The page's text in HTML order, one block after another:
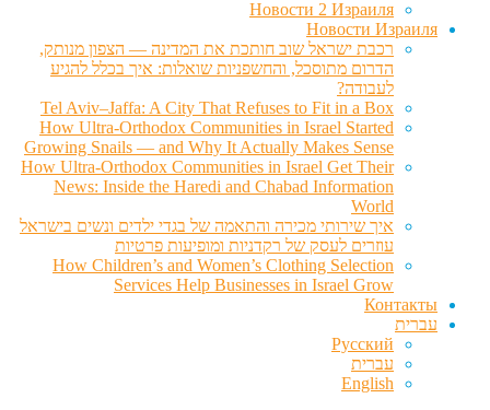
Новости 2 Израиля
Новости Израиля
רכבת ישראל שוב חותכת את המדינה — הצפון מנותק,
הדרום מתוסכל, והחשפניות שואלות: איך בכלל להגיע
לעבודה?
Tel Aviv–Jaffa: A City That Refuses to Fit in a Box
How Ultra-Orthodox Communities in Israel Started
Growing Snails — and Why It Actually Makes Sense
How Ultra-Orthodox Communities in Israel Get Their
News: Inside the Haredi and Chabad Information
World
איך שירותי מכירה והתאמה של בגדי ילדים ונשים בישראל
עוזרים לעסק של רקדניות ומופיעות פרטיות
How Children’s and Women’s Clothing Selection
Services Help Businesses in Israel Grow
Контакты
עברית
Русский
עברית
English